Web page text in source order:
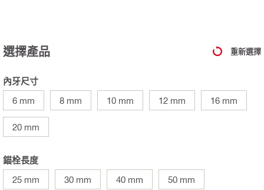
選擇產品 重新選擇
內牙尺寸
6 mm
8 mm 10 mm 12 mm 16 mm
20 mm
錨栓長度
25 mm
30 mm 40 mm 50 mm